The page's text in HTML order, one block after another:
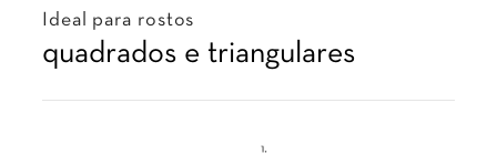
Ideal para rostos
quadrados e triangulares